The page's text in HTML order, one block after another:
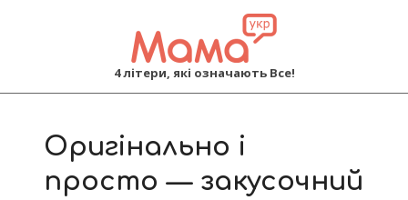
4 літери, які означають Все!
Оригінально і
просто — закусочний